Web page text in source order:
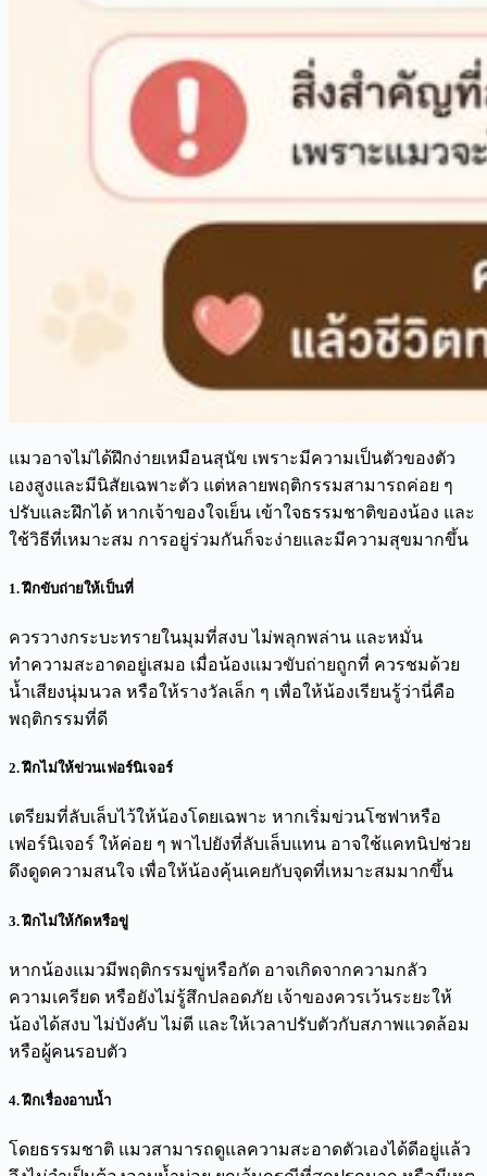
แมวอาจไม่ได้ฝึกง่ายเหมือนสุนัข เพราะมีความเป็นตัวของตัว
เองสูงและมีนิสัยเฉพาะตัว แต่หลายพฤติกรรมสามารถค่อย ๆ
ปรับและฝึกได้ หากเจ้าของใจเย็น เข้าใจธรรมชาติของน้อง และ
ใช้วิธีที่เหมาะสม การอยู่ร่วมกันก็จะง่ายและมีความสุขมากขึ้น
1. ฝึกขับถ่ายให้เป็นที่
ควรวางกระบะทรายในมุมที่สงบ ไม่พลุกพล่าน และหมั่น
ทำความสะอาดอยู่เสมอ เมื่อน้องแมวขับถ่ายถูกที่ ควรชมด้วย
น้ำเสียงนุ่มนวล หรือให้รางวัลเล็ก ๆ เพื่อให้น้องเรียนรู้ว่านี่คือ
พฤติกรรมที่ดี
2. ฝึกไม่ให้ข่วนเฟอร์นิเจอร์
เตรียมที่ลับเล็บไว้ให้น้องโดยเฉพาะ หากเริ่มข่วนโซฟาหรือ
เฟอร์นิเจอร์ ให้ค่อย ๆ พาไปยังที่ลับเล็บแทน อาจใช้แคทนิปช่วย
ดึงดูดความสนใจ เพื่อให้น้องคุ้นเคยกับจุดที่เหมาะสมมากขึ้น
3. ฝึกไม่ให้กัดหรือขู่
หากน้องแมวมีพฤติกรรมขู่หรือกัด อาจเกิดจากความกลัว
ความเครียด หรือยังไม่รู้สึกปลอดภัย เจ้าของควรเว้นระยะให้
น้องได้สงบ ไม่บังคับ ไม่ตี และให้เวลาปรับตัวกับสภาพแวดล้อม
หรือผู้คนรอบตัว
4. ฝึกเรื่องอาบน้ำ
โดยธรรมชาติ แมวสามารถดูแลความสะอาดตัวเองได้ดีอยู่แล้ว